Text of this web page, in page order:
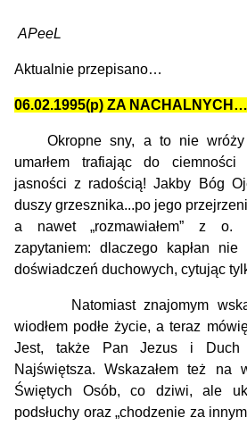
APeeL
Aktualnie przepisano…
06.02.1995(p) ZA NACHALNYCH…
Okropne sny, a to nie wróży
umarłem trafiając do
jasności z radością! Jakby Bóg
duszy grzesznika...po jego
a nawet „rozmawiałem” z o.
zapytaniem: dlaczego kapłan nie
doświadczeń duchowych, cytując
Natomiast znajomym
wiodłem podłe życie, a teraz
Jest, także Pan Jezus i Duch
Najświętsza. Wskazałem też na
Świętych Osób, co dziwi, ale
podsłuchy oraz „chodzenie za